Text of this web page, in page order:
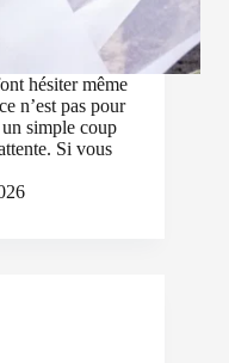
hésiter même
n’est pas pour
simple coup
Si vous